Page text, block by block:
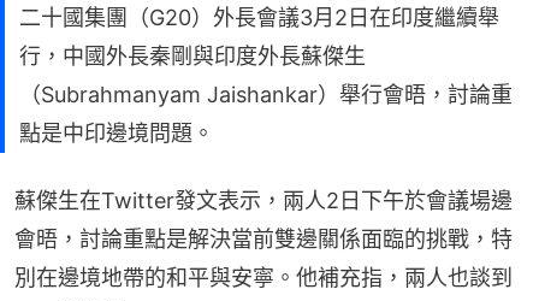
二十國集團（G20）外長會議3月2日在印度繼續舉
行，中國外長秦剛與印度外長蘇傑生
（Subrahmanyam Jaishankar）舉行會晤，討論重
點是中印邊境問題。
蘇傑生在Twitter發文表示，兩人2日下午於會議場邊
會晤，討論重點是解決當前雙邊關係面臨的挑戰，特
別在邊境地帶的和平與安寧。他補充指，兩人也談到